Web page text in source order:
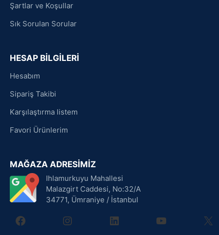
Şartlar ve Koşullar
Sık Sorulan Sorular
HESAP BİLGİLERİ
Hesabım
Sipariş Takibi
Karşılaştırma listem
Favori Ürünlerim
MAĞAZA ADRESİMİZ
Ihlamurkuyu Mahallesi
Malazgirt Caddesi, No:32/A
34771, Ümraniye / İstanbul
facebookinstagramlinkedin youtube X